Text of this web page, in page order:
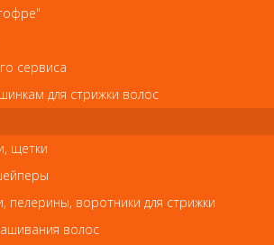
«Лонда Кондиционер для окрашенных
1000мл» может отличаться от фотографий
внешнего вида и комплектности
ненадлежащего качества товара.
посмотреть
сервиса
для стрижки волос
щетки
пелерины, воротники для стрижки
волос